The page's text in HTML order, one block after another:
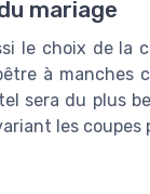
mariage
le choix de la
à manches
sera du plus
les coupes